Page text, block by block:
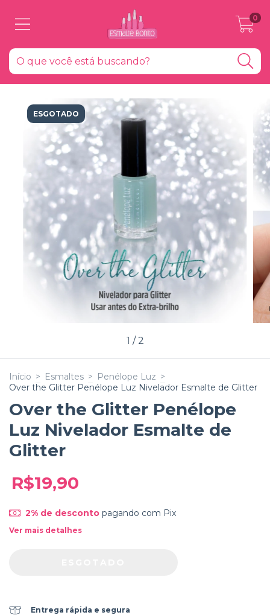
0
ESGOTADO
1 / 2
Início > Esmaltes > Penélope Luz >
Over the Glitter Penélope Luz Nivelador Esmalte de Glitter
Over the Glitter Penélope
Luz Nivelador Esmalte de
Glitter
R$19,90
2% de descontopagando com Pix
Ver mais detalhes
Entrega rápida e segura